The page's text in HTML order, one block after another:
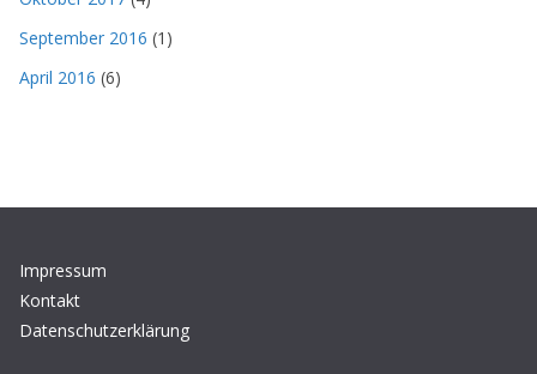
September 2016 (1)
April 2016 (6)
Impressum
Kontakt
Datenschutzerklärung